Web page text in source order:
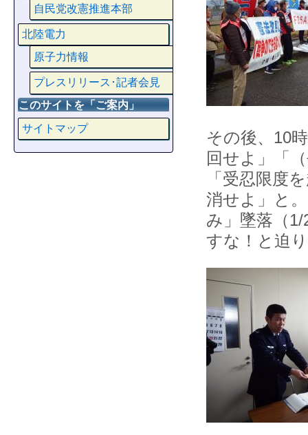
その後、10
回せよ」「
「受忍限度
消せよ」と
み」墜落（
すな！と迫
自民党改憲推進本部
北陸電力
原子力情報
プレスリリース･記者会見
このサイトを「ご案内」
サイトマップ